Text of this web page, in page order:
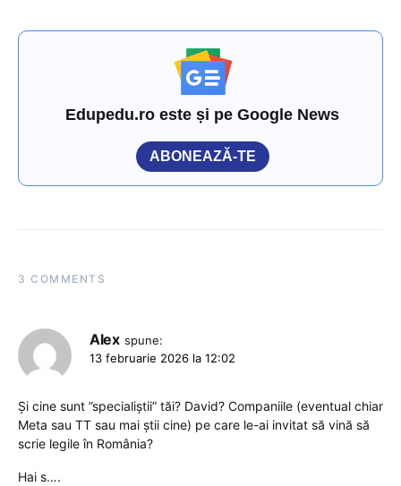
Edupedu.ro este și pe Google News
ABONEAZĂ-TE
3 COMMENTS
Alex spune:
13 februarie 2026 la 12:02
Și cine sunt ”specialiștii” tăi? David? Companiile (eventual chiar
Meta sau TT sau mai știi cine) pe care le-ai invitat să vină să
scrie legile în România?
Hai s….